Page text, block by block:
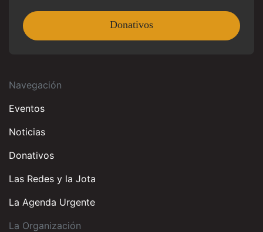
Donativos
Navegación
Eventos
Noticias
Donativos
Las Redes y la Jota
La Agenda Urgente
La Organización